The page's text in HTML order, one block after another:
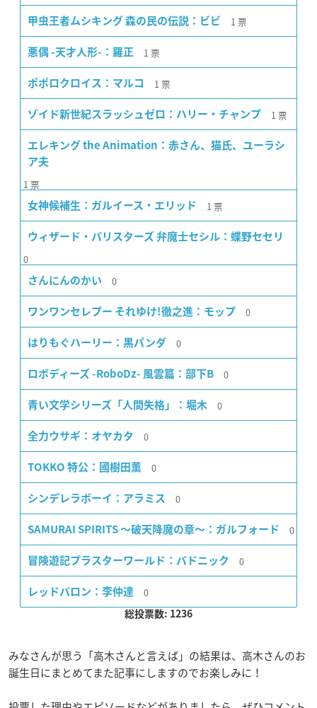
甲虫王者ムシキング 森の民の伝説：ビビ 1 票
悪偶 -天才人形-：羅正 1 票
ポポロクロイス：マルコ 1 票
ゾイド新世紀スラッシュゼロ：ハリー・チャンプ 1 票
エレキング the Animation：赤さん、猫氏、ユーラシ
ア夫
1 票
女神候補生：ガルイース・エリッド 1 票
ウィザード・バリスターズ 弁魔士セシル：蝶野セセリ
0
さんにんのかい 0
ワンワンセレプー それゆけ!徹之進：モップ 0
はりもぐハーリー：黒パンダ 0
ロボディーズ -RoboDz- 風雲篇：部下B 0
青い文学シリーズ「人間失格」：堀木 0
全力ウサギ：オヤカタ 0
TOKKO 特公：國樹田薫 0
シンデレラボーイ：アラミス 0
SAMURAI SPIRITS 〜破天降魔の章〜：ガルフォード 0
冒険遊記プラスターワールド：バドニック 0
レッドバロン：李仲達 0
総投票数: 1236
みなさんが思う「高木さんと言えば」の結果は、高木さんのお
誕生日にまとめてまた記事にしますのでお楽しみに！